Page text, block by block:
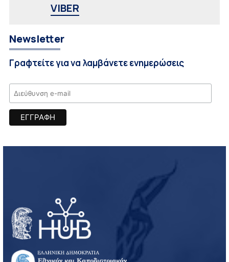
VIBER
Newsletter
Γραφτείτε για να λαμβάνετε ενημερώσεις